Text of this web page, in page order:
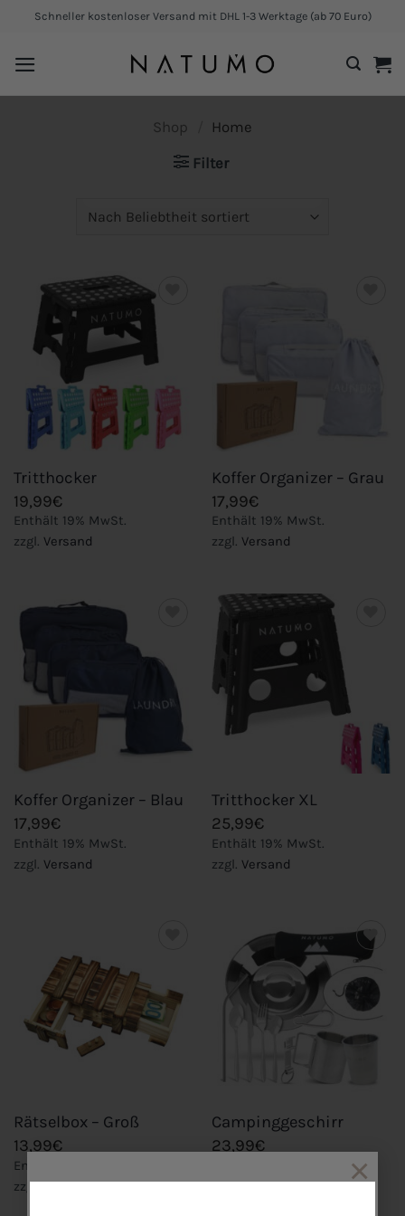
×
springen
Schneller kostenloser Versand mit DHL 1-3 Werktage (ab 70 Euro)
Shop Home
Filter
wishlist
Tritthocker
19,99€
Enthält 19% MwSt.
zzgl. Versand
Koffer Organizer – Grau
17,99€
Enthält 19% MwSt.
zzgl. Versand
wishlist
Koffer Organizer – Blau
17,99€
Enthält 19% MwSt.
zzgl. Versand
Tritthocker XL
25,99€
Enthält 19% MwSt.
zzgl. Versand
Rätselbox – Groß
13,99€
Enthält 19% MwSt.
zzgl.Versand
Add to
wishlist
Campinggeschirr
23,99€
zzgl.Versand